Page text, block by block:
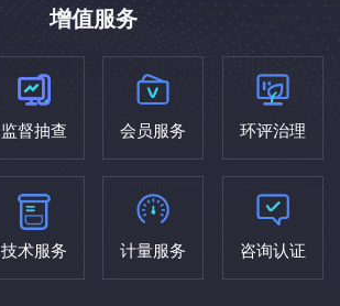
增值服务
监督抽查 会员服务 环评治理
技术服务 计量服务 咨询认证